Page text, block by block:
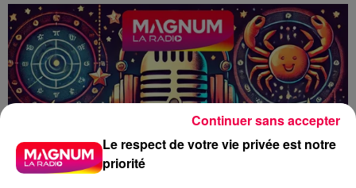
Le respect de votre vie privée est notre
priorité
Continuer sans accepter